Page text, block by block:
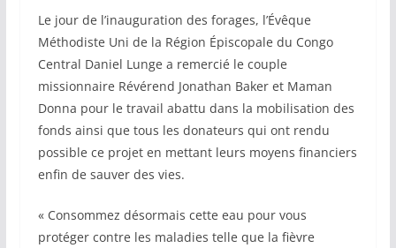
Le jour de l’inauguration des forages, l’Évêque
Méthodiste Uni de la Région Épiscopale du Congo
Central Daniel Lunge a remercié le couple
missionnaire Révérend Jonathan Baker et Maman
Donna pour le travail abattu dans la mobilisation des
fonds ainsi que tous les donateurs qui ont rendu
possible ce projet en mettant leurs moyens financiers
enfin de sauver des vies.
« Consommez désormais cette eau pour vous
protéger contre les maladies telle que la fièvre